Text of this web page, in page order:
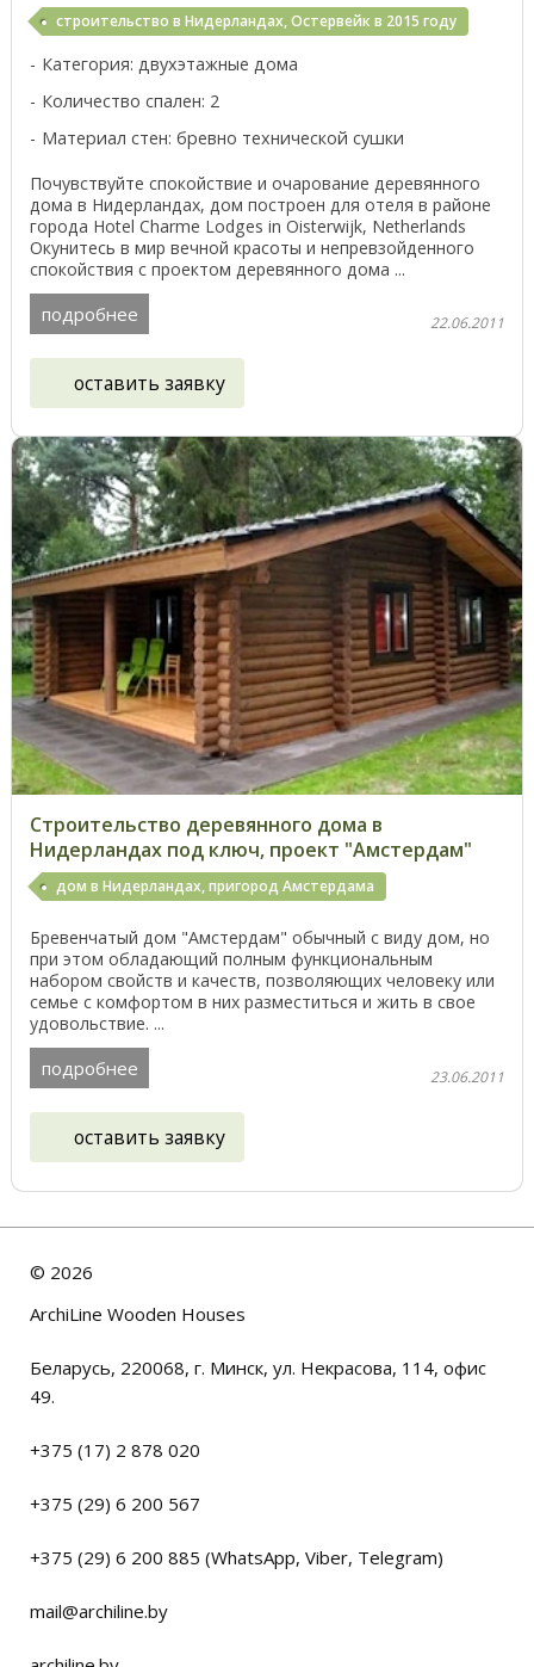
строительство в Нидерландах, Остервейк в 2015 году
Категория: двухэтажные дома
Количество спален: 2
Материал стен: бревно технической сушки
Почувствуйте спокойствие и очарование деревянного
дома в Нидерландах, дом построен для отеля в районе
города Hotel Charme Lodges in Oisterwijk, Netherlands
Окунитесь в мир вечной красоты и непревзойденного
спокойствия с проектом деревянного дома ...
подробнее 22.06.2011
оставить заявку
Строительство деревянного дома в
Нидерландах под ключ, проект "Амстердам"
дом в Нидерландах, пригород Амстердама
Бревенчатый дом "Амстердам" обычный с виду дом, но
при этом обладающий полным функциональным
набором свойств и качеств, позволяющих человеку или
семье с комфортом в них разместиться и жить в свое
удовольствие. ...
подробнее 23.06.2011
оставить заявку
© 2026
ArchiLine Wooden Houses
Беларусь, 220068, г. Минск, ул. Некрасова, 114, офис
49.
+375 (17) 2 878 020
+375 (29) 6 200 567
+375 (29) 6 200 885 (WhatsApp, Viber, Telegram)
mail@archiline.by